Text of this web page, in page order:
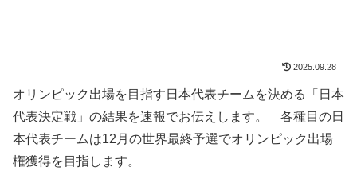
2025.09.28
オリンピック出場を目指す日本代表チームを決める「日本
代表決定戦」の結果を速報でお伝えします。 各種目の日
本代表チームは12月の世界最終予選でオリンピック出場
権獲得を目指します。